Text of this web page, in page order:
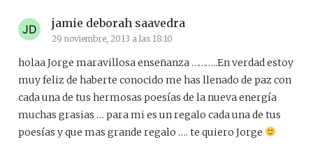
jamie deborah saavedra
29 noviembre, 2013 a las 18:10
holaa Jorge maravillosa enseñanza ………..En verdad estoy
muy feliz de haberte conocido me has llenado de paz con
cada una de tus hermosas poesías de la nueva energía
muchas grasias … para mi es un regalo cada una de tus
poesías y que mas grande regalo …. te quiero Jorge